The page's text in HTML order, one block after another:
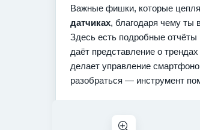
Важные фишки, которые
датчиках, благодаря чему ты
Здесь есть подробные
даёт представление о
делает управление
разобраться — инструмент